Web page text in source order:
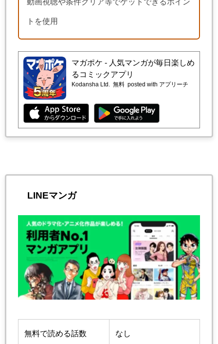
トを使用
マガポケ - 人気マンガが毎日楽しめ
るコミックアプリ
Kodansha Ltd. 無料 posted with アプリーチ
LINEマンガ
無料で読める話数 なし